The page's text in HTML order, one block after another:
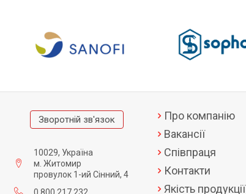
Зворотній зв'язок
10029, Україна
м. Житомир
провулок 1-ий Сінний, 4
Про компанію
Вакансії
Співпраця
Контакти
Якість продукції